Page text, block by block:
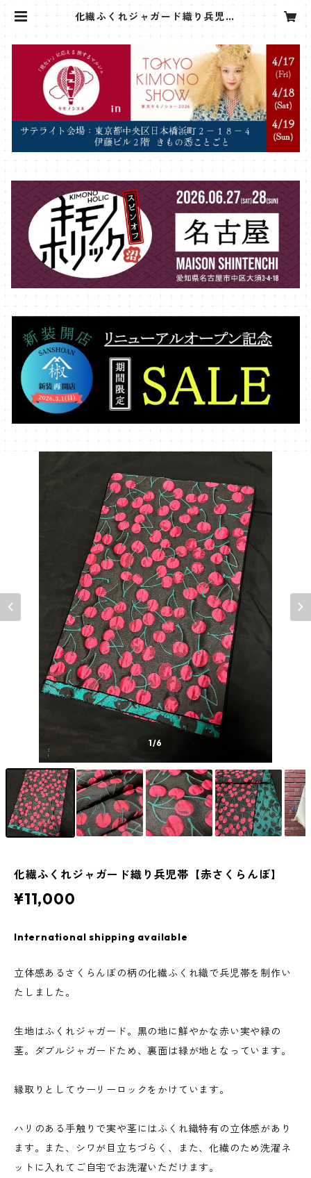
化繊ふくれジャガード織り兵児帯
1/6
化繊ふくれジャガード織り兵児帯【赤さくらんぼ】
¥11,000
International shipping available
立体感あるさくらんぼの柄の化繊ふくれ織で兵児帯を制作い
たしました。
生地はふくれジャガード。黒の地に鮮やかな赤い実や緑の
茎。ダブルジャガードため、裏面は緑が地となっています。
縁取りとしてウーリーロックをかけています。
ハリのある手触りで実や茎にはふくれ織特有の立体感があり
ます。また、シワが目立ちづらく、また、化繊のため洗濯ネ
ットに入れてご自宅でお洗濯いただけます。